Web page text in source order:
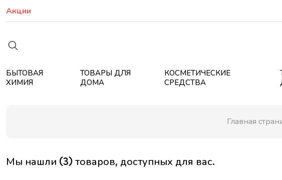
Акции
БЫТОВАЯ
ХИМИЯ
ТОВАРЫ ДЛЯ
ДОМА
КОСМЕТИЧЕСКИЕ
СРЕДСТВА
Главная
Мы нашли (3) товаров, доступных для вас.